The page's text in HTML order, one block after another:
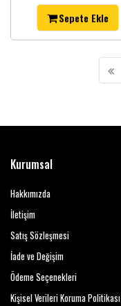
Sepete Ekle
Kurumsal
Hakkımızda
İletişim
Satış Sözleşmesi
İade ve Değişim
Ödeme Seçenekleri
Kişisel Verileri Koruma Politikası